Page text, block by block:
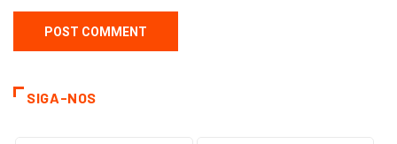
SIGA-NOS